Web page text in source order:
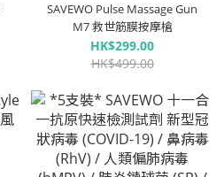
SAVEWO Pulse Massage Gun
M7 救世筋膜按摩槍
HK$299.00
HK$499.00